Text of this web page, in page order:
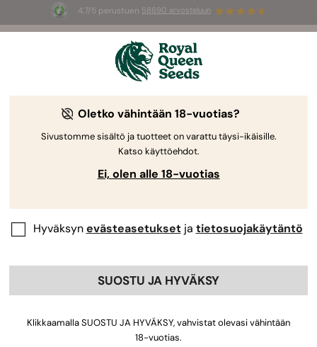
4.7/5 perustuen 58690 arvosteluun
Summer Sales: jopa –50 %
valikoiduista tuotteista! ⏤
The RQS Blog
Oletko vähintään 18-vuotias?
Sivustomme sisältö ja tuotteet on varattu täysi-ikäisille.
Katso käyttöehdot.
Ei, olen alle 18-vuotias
Hyväksynevästeasetuksetja tietosuojakäytäntö
SUOSTU JA HYVÄKSY
Klikkaamalla SUOSTU JA HYVÄKSY, vahvistat olevasi vähintään
18-vuotias.